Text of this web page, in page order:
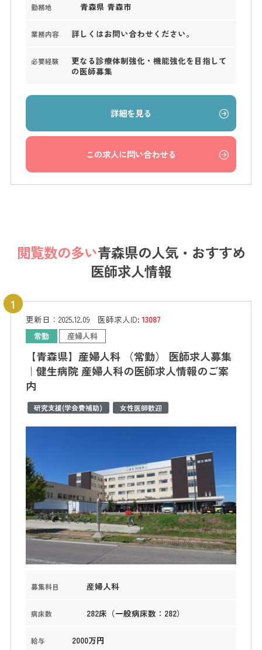
勤務地 青森県 青森市
業務内容 詳しくはお問い合わせください。
必要経験
更なる診療体制強化・機能強化を目指して
の医師募集
詳細を見る
この求人に問い合わせる
閲覧数の多い青森県の人気・おすすめ
医師求人情報
更新日： 2025.12.09 医師求人ID:13087
常勤 産婦人科
【青森県】産婦人科 （常勤） 医師求人募集
｜健生病院 産婦人科の医師求人情報のご案
内
研究支援(学会費補助) 女性医師歓迎
募集科目 産婦人科
病床数 282床（一般病床数：282）
給与 2000万円